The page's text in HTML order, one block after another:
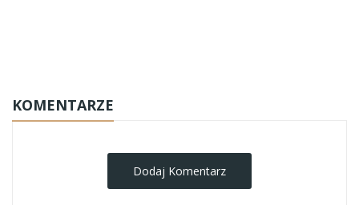
KOMENTARZE
Dodaj Komentarz